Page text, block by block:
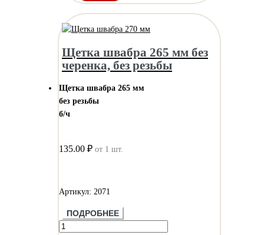
Щетка швабра 265 мм без
черенка, без резьбы
Щетка швабра 265 мм
без резьбы
б/ч
135.00 ₽ от 1 шт.
Артикул: 2071
ПОДРОБНЕЕ